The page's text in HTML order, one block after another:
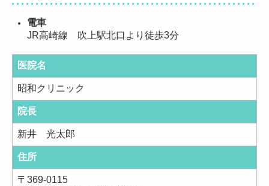
電車
JR高崎線 吹上駅北口より徒歩3分
医院名
昭和クリニック
院長
新井 光太郎
住所
〒 369-0115